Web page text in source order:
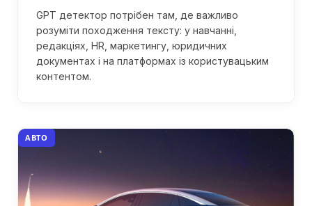
GPT детектор потрібен там, де важливо
розуміти походження тексту: у навчанні,
редакціях, HR, маркетингу, юридичних
документах і на платформах із користувацьким
контентом.
АВТО